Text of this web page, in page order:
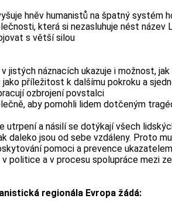
hněv humanistů na špatný systém
která si nezasluhuje nést název
s větší silou
jistých náznacích ukazuje i možnost, jak
příležitost k dalšímu pokroku a
ozbrojení povstalci
aby pomohli lidem dotčeným
utrpení a násilí se dotýkají všech
daleko jsou od sebe vzdáleny. Proto
pomoci a prevence ukazatelem
politice a v procesu spolupráce mezi
regionála Evropa žádá: